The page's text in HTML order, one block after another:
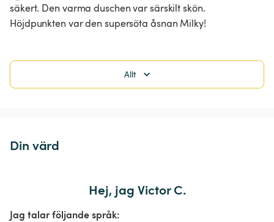
säkert. Den varma duschen var särskilt skön.
Höjdpunkten var den supersöta åsnan Milky!
Allt
Din värd
Hej, jag Victor C.
Jag talar följande språk: